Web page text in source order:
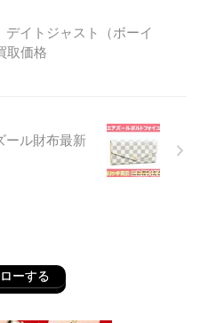
デイトジャスト（ボーイ
取価格
ール財布最新
ーする